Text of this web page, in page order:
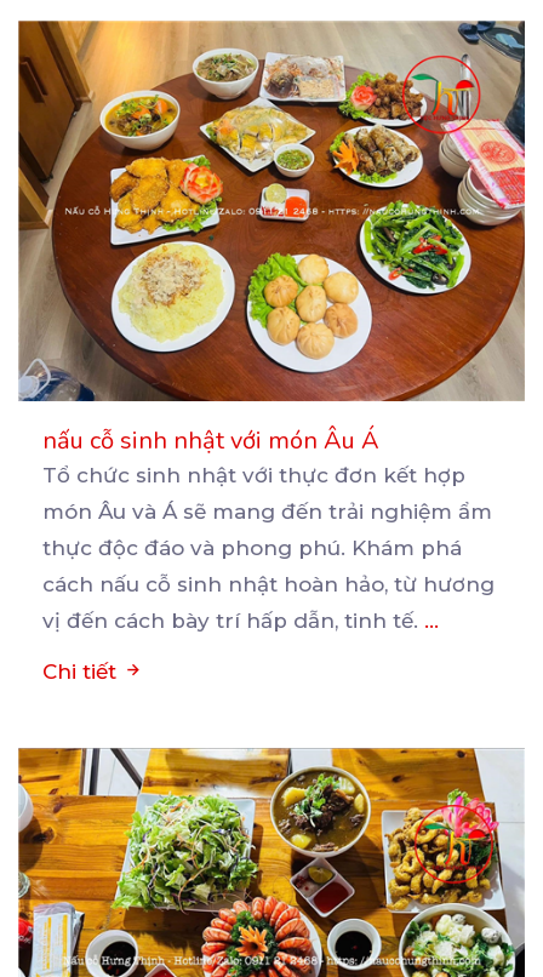
nấu cỗ sinh nhật với món Âu Á
Tổ chức sinh nhật với thực đơn kết hợp
món Âu và Á sẽ mang đến trải nghiệm ẩm
thực độc đáo và phong phú. Khám phá
cách nấu cỗ sinh nhật hoàn hảo, từ hương
vị đến cách bày trí hấp dẫn, tinh tế. ...
Chi tiết